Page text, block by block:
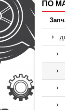
ПО